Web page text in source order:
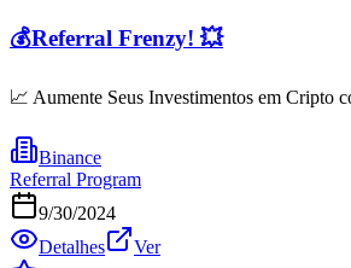
💰Referral Frenzy! 💥
📈 Aumente Seus Investimentos em Cripto
Binance
Referral Program
9/30/2024
Detalhes
Ver